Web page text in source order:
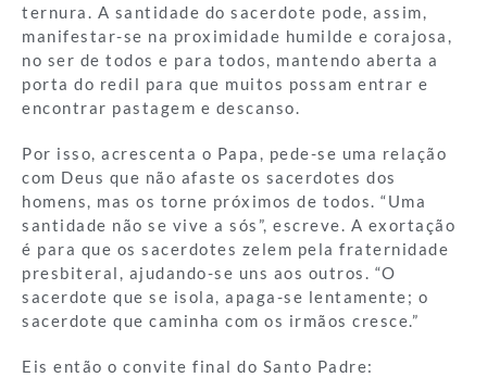
ternura. A santidade do sacerdote pode, assim,
manifestar-se na proximidade humilde e corajosa,
no ser de todos e para todos, mantendo aberta a
porta do redil para que muitos possam entrar e
encontrar pastagem e descanso.
Por isso, acrescenta o Papa, pede-se uma relação
com Deus que não afaste os sacerdotes dos
homens, mas os torne próximos de todos. “Uma
santidade não se vive a sós”, escreve. A exortação
é para que os sacerdotes zelem pela fraternidade
presbiteral, ajudando-se uns aos outros. “O
sacerdote que se isola, apaga-se lentamente; o
sacerdote que caminha com os irmãos cresce.”
Eis então o convite final do Santo Padre: